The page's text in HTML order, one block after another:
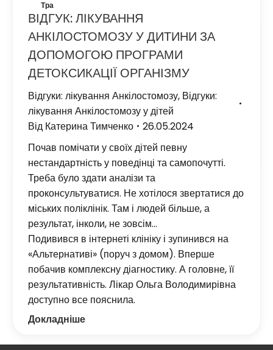
Тра
26
2024
ВІДГУК: ЛІКУВАННЯ
АНКІЛОСТОМОЗУ У ДИТИНИ ЗА
ДОПОМОГОЮ ПРОГРАМИ
ДЕТОКСИКАЦІЇ ОРГАНІЗМУ
Відгуки: лікування Анкілостомозу, Відгуки:
лікування Анкілостомозу у дітей
Від Катерина Тимченко
26.05.2024
Почав помічати у своїх дітей певну
нестандартність у поведінці та самопочутті.
Треба було здати аналізи та
проконсультуватися. Не хотілося звертатися до
міських поліклінік. Там і людей більше, а
результат, інколи, не зовсім…
Подивився в інтернеті клініку і зупинився на
«Альтернативі» (поруч з домом). Вперше
побачив комплексну діагностику. А головне, її
результативність. Лікар Ольга Володимирівна
доступно все пояснила.
Докладніше